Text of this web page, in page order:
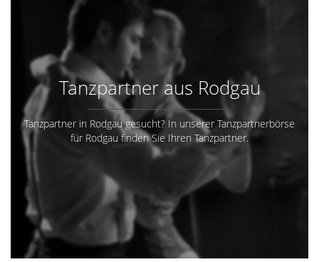
Tanzpartner aus Rodgau
Tanzpartner in Rodgau gesucht? In unserer Tanzpartnerbörse
für Rodgau finden Sie Ihren Tanzpartner.